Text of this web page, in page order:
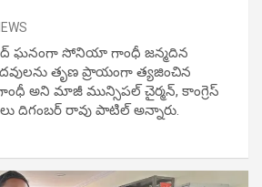
ఘ‌నంగా సోనియా గాంధీ జ‌న్మ‌దిన
తృణ ప్రాయంగా త్య‌జించిన
అని మాజీ మున్సిప‌ల్ చైర్మ‌న్, కాంగ్రెస్
దిగంబ‌ర్ రావు పాటిల్ అన్నారు.